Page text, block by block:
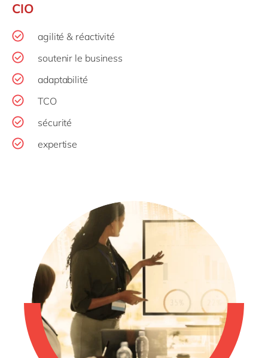
CIO
agilité & réactivité
soutenir le business
adaptabilité
TCO
sécurité
expertise